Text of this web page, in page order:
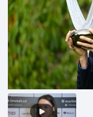
Olympijské hry
Parasport
Plavání
Plážový volejbal
Ragby